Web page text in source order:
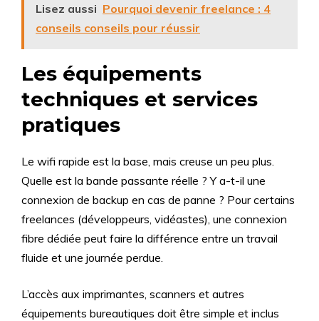
Lisez aussi Pourquoi devenir freelance : 4
conseils conseils pour réussir
Les équipements
techniques et services
pratiques
Le wifi rapide est la base, mais creuse un peu plus.
Quelle est la bande passante réelle ? Y a-t-il une
connexion de backup en cas de panne ? Pour certains
freelances (développeurs, vidéastes), une connexion
fibre dédiée peut faire la différence entre un travail
fluide et une journée perdue.
L’accès aux imprimantes, scanners et autres
équipements bureautiques doit être simple et inclus